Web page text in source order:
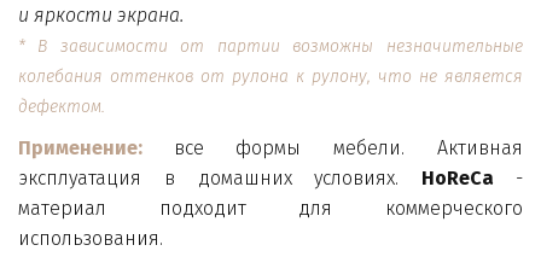
и яркости экрана.
* В зависимости от партии возможны незначительные
колебания оттенков от рулона к рулону, что не является
дефектом.
Применение:
все формы мебели. Активная
эксплуатация в домашних условиях. HoReCa -
материал подходит для коммерческого
использования.